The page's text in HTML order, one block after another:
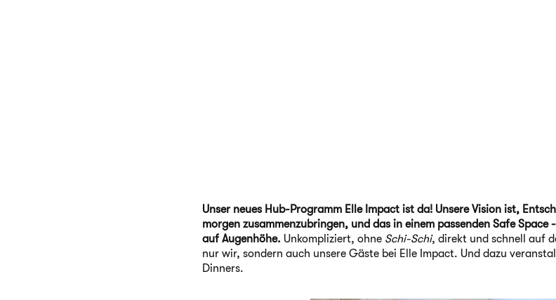
Unser neues Hub-Programm Elle Impact ist da! Unsere Vision ist,
morgen zusammenzubringen, und das in einem passenden Safe
auf Augenhöhe. Unkompliziert, ohne Schi-Schi, direkt und schnell auf
nur wir, sondern auch unsere Gäste bei Elle Impact. Und dazu
Dinners.